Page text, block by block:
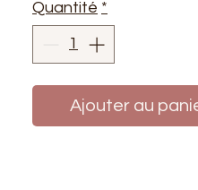
Quantité *
Ajouter au